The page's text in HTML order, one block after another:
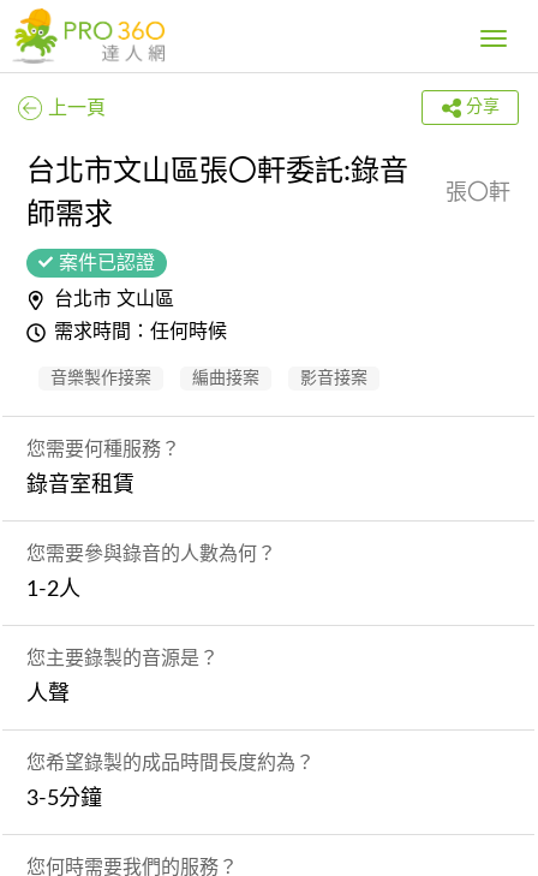
Toggle
上一頁 分享
台北市文山區張〇軒委託:錄音
師需求
張〇軒
案件已認證
台北市 文山區
需求時間：任何時候
音樂製作接案 編曲接案 影音接案
您需要何種服務？
錄音室租賃
您需要參與錄音的人數為何？
1-2人
您主要錄製的音源是？
人聲
您希望錄製的成品時間長度約為？
3-5分鐘
您何時需要我們的服務？